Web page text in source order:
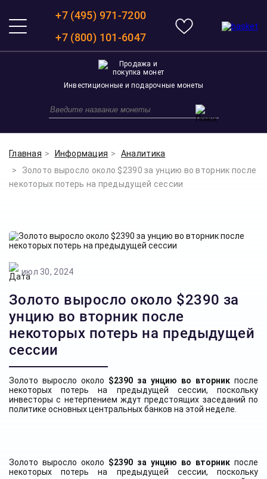
+7 (495) 971-7200
+7 (800) 101-6047
Инвестиционные и подарочные монеты
Главная Информация
Аналитика
Золото выросло около $2390 за унцию во вторник после
некоторых потерь на предыдущей сессии
июл 30, 2024
Золото выросло около $2390 за
унцию во вторник после
некоторых потерь на предыдущей
сессии
Золото выросло около $2390 за унцию во вторник после
некоторых потерь на предыдущей сессии, поскольку
инвесторы с нетерпением ждут предстоящих заседаний по
политике основных центральных банков на этой неделе.
Золото выросло около $2390 за унцию во вторник после
некоторых потерь на предыдущей сессии, поскольку